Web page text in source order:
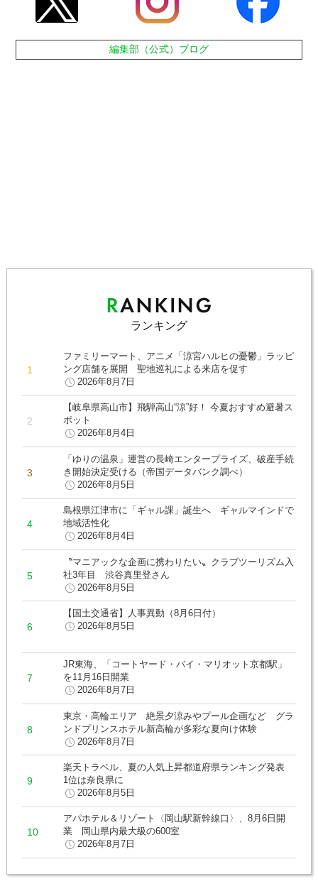
編集部（公式）ブログ
ランキング
ファミリーマート、アニメ「涼宮ハルヒの憂鬱」ラッピ
ング店舗を展開 聖地巡礼による来店を促す
2026年8月7日
【岐阜県高山市】飛騨高山“涼”好！ 今夏おすすめ避暑ス
ポット
2026年8月4日
「ゆりの温泉」運営の長崎エンタープライズ、破産手続
き開始決定受ける（帝国データバンク調べ）
2026年8月5日
島根県江津市に「ギャル課」誕生へ ギャルマインドで
地域活性化
2026年8月4日
〝マニアックな企画に携わりたい〟クラブツーリズム入
社3年目 渋谷真里登さん
2026年8月5日
【国土交通省】人事異動（8月6日付）
2026年8月5日
JR東海、「コートヤード・バイ・マリオット京都駅」
を11月16日開業
2026年8月7日
東京・高輪エリア 絶景夕涼みやプール企画など グラ
ンドプリンスホテル新高輪が多彩な夏向け体験
2026年8月7日
楽天トラベル、夏の人気上昇都道府県ランキング発表
1位は奈良県に
2026年8月5日
アパホテル＆リゾート〈岡山駅新幹線口〉、8月6日開
業 岡山県内最大級の600室
2026年8月7日